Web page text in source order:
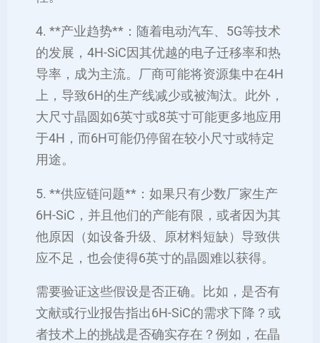
4. **产业趋势**：随着电动汽车、5G等技术
的发展，4H-SiC因其优越的电子迁移率和热
导率，成为主流。厂商可能将资源集中在4H
上，导致6H的生产线减少或被淘汰。此外，
大尺寸晶圆如6英寸或8英寸可能更多地应用
于4H，而6H可能仍停留在较小尺寸或特定
用途。
5. **供应链问题**：如果只有少数厂家生产
6H-SiC，并且他们的产能有限，或者因为其
他原因（如设备升级、原材料短缺）导致供
应不足，也会使得6英寸的晶圆难以获得。
需要验证这些假设是否正确。比如，是否有
文献或行业报告指出6H-SiC的需求下降？或
者技术上的挑战是否确实存在？例如，在晶